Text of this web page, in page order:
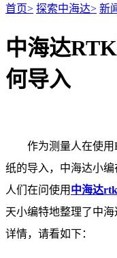
首页> 探索中海达> 新
中海达
何导入
作为测量人在使
纸的导入，中海达小
人们在问使用 中海达rtk
天小编特地整理了中
详情，请看如下：